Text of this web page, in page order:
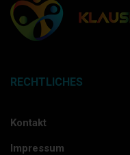
RECHTLICHES
Kontakt
Impressum